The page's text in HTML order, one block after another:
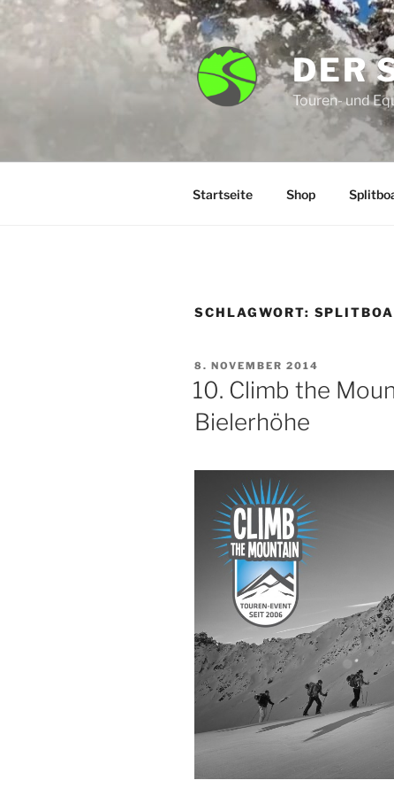
Zum
Inhalt
DER
Touren- und
Startseite Shop
SCHLAGWORT:
VERÖFFENTLICHT
AM
8. NOVEMBER 2014
10. Climb the
Bielerhöhe